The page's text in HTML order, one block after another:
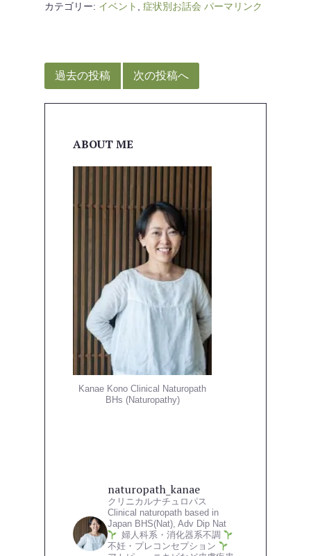
カテゴリー: イベント , 症状別お話会 パーマリンク
稿
ナ
過去の投稿 次の投稿へ
ABOUT ME
Kanae Kono Clinical Naturopath
BHs (Naturopathy)
naturopath_kanae
クリニカルナチュロパス
Clinical naturopath based in
Japan BHS(Nat), Adv Dip Nat
婦人科系・消化器系不調
不妊・プレコンセプション